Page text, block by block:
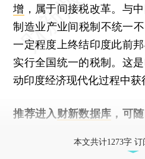
增 ，属于间接税改革。与
制造业产业间税制不统一
一定程度上终结印度此前
实行全国统一的税制。这
动印度经济现代化过程中获
推荐进入 财新数据库 ，可
本文共计1273字